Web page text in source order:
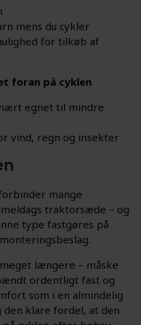
mens du cykler
for tilkøb af
foran på cyklen
egnet til mindre
vind, regn og insekter
mange
traktorsæde – og
type fastgøres på
længere – måske
ordentligt fast og
som i en almindelig
klare fordel, at den